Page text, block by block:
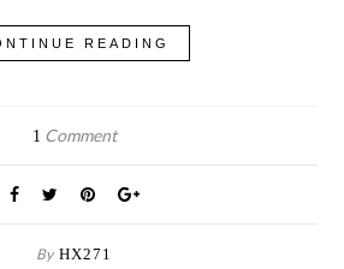
READING
1 Comment
By HX271